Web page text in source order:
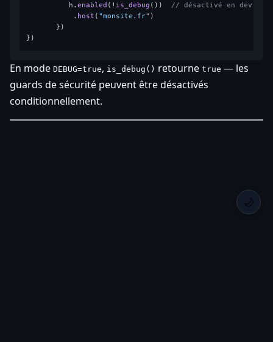
🌙
          h.
enabled (! is_debug ()) // désactivé en dev,
           .
host ( "monsite.fr" )
       })
En mode DEBUG=true, is_debug() retourne true — les
guards de sécurité peuvent être désactivés
conditionnellement.